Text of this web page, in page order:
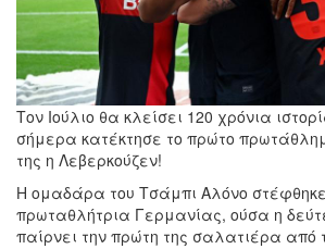
Τον Ιούλιο θα κλείσει 120 χρόνια
σήμερα κατέκτησε το πρώτο
της η Λεβερκούζεν!
Η ομαδάρα του Τσάμπι Αλόνο
πρωταθλήτρια Γερμανίας, ούσα η
παίρνει την πρώτη της σαλατιέρα από